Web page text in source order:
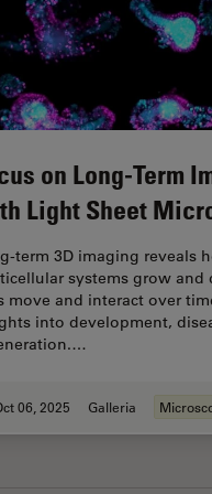
on Long-Term
Light Sheet
term 3D imaging reveals
systems grow and
move and interact over
into development,
06, 2025 Galleria